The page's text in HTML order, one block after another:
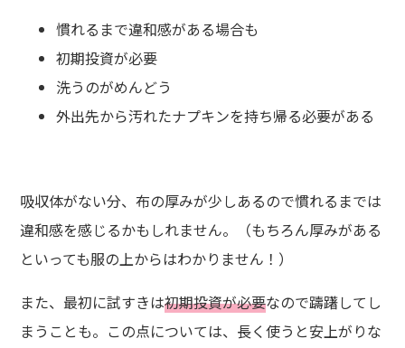
慣れるまで違和感がある場合も
初期投資が必要
洗うのがめんどう
外出先から汚れたナプキンを持ち帰る必要がある
吸収体がない分、布の厚みが少しあるので慣れるまでは
違和感を感じるかもしれません。（もちろん厚みがある
といっても服の上からはわかりません！）
また、最初に試すきは初期投資が必要なので躊躇してし
まうことも。この点については、長く使うと安上がりな